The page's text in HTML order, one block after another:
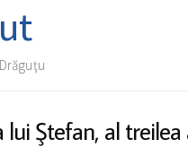
Ştefan, al